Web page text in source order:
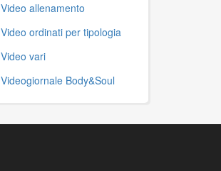
Video allenamento
Video ordinati per tipologia
Video vari
Videogiornale Body&Soul